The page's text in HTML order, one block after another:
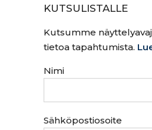
KUTSULISTALLE
Kutsumme
tietoa tapahtumista.
Nimi
Sähköpostiosoite